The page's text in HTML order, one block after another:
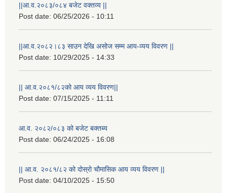
||आ.व.२०८३/०८४ बजेट वक्तव्य ||
Post date: 06/25/2026 - 10:11
||आ.व.२०८२।८३ साउन देखि असोज सम्म आय-व्यय विवरण ||
Post date: 10/29/2025 - 14:33
|| आ.व.२०८१/८२को आय व्यय विवरण||
Post date: 07/15/2025 - 11:11
आ.व. २०८२/०८३ को बजेट बक्तब्य
Post date: 06/24/2025 - 16:08
|| आ.व. २०८१/८२ को दोस्रो चौमासिक आय व्यय विवरण ||
Post date: 04/10/2025 - 15:50